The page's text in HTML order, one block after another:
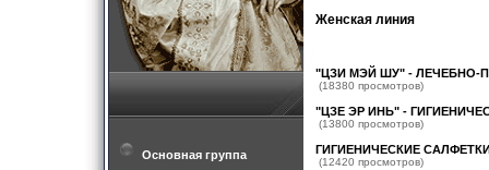
Основная группа
Женская линия
"ЦЗИ МЭЙ ШУ" - ЛЕЧЕБНО-
(18380 просмотров)
"ЦЗЕ ЭР ИНЬ" -
(13800 просмотров)
ГИГИЕНИЧЕСКИЕ
(12420 просмотров)